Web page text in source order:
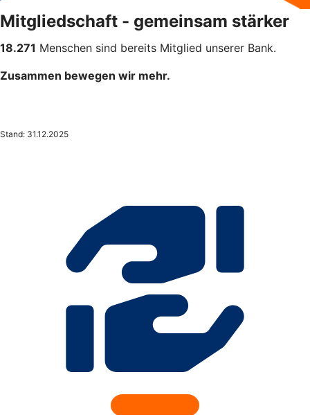
Mitgliedschaft - gemeinsam stärker
18.271 Menschen sind bereits Mitglied unserer Bank.
Zusammen bewegen wir mehr.
Stand: 31.12.2025